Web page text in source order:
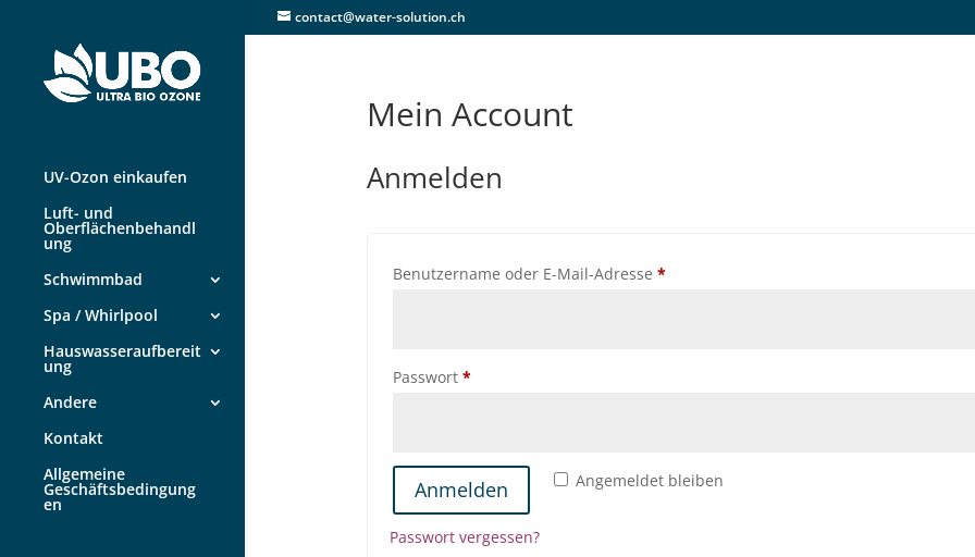
contact@water-solution.ch
UV-Ozon einkaufen
Luft- und
Oberflächenbehandl
ung
Schwimmbad
Spa / Whirlpool
Hauswasseraufbereit
ung
Andere
Kontakt
Allgemeine
Geschäftsbedingung
en
Mein Account
Anmelden
Benutzername oder E-Mail-Adresse *Erforderlich
Passwort *Erforderlich
Angemeldet bleiben
Anmelden
Passwort vergessen?